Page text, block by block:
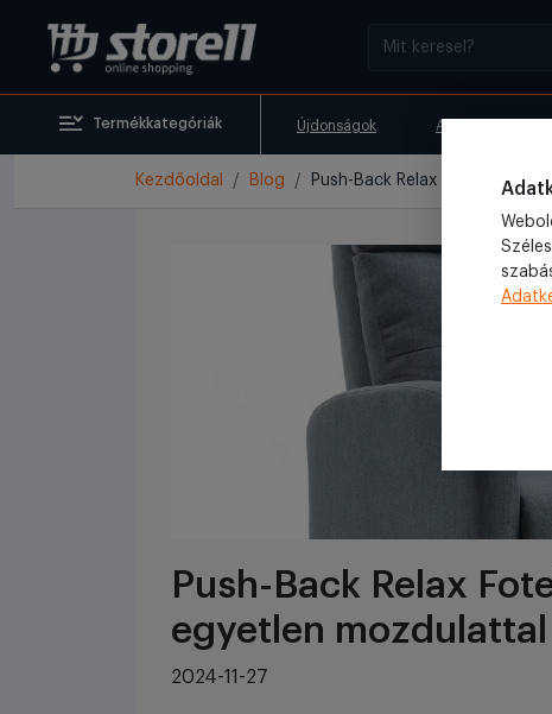
Termékkategóriák Újdonságok Akciók
Kezdőoldal Blog Push-Back Relax Fotelek:
Push-Back Relax
egyetlen mozdulattal
2024-11-27